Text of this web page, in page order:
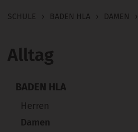
SCHULE › BADEN HLA › DAMEN ›
Alltag
BADEN HLA
Herren
Damen